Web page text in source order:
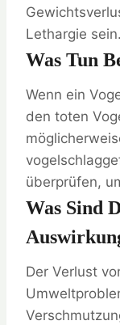
Lethargie sein.
Was Tun
Wenn ein
den toten
überprüfen,
Was Sind
Der Verlust